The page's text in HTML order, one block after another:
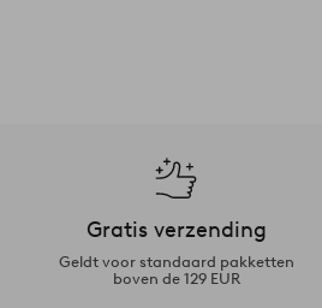
Gratis verzending
Geldt voor standaard pakketten
boven de 129 EUR